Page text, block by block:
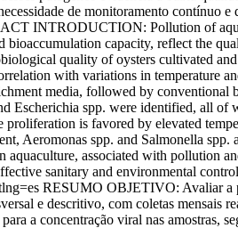
de monitoramento contínuo
INTRODUCTION: Pollution of
capacity, reflect the
quality of oysters cultivated
with variations in
media, followed by
Escherichia spp. were identified, all
is favored by elevated
Aeromonas spp. and Salmonella
aquaculture, associated with
sanitary and environmental
RESUMO OBJETIVO: Avaliar a
e descritivo, com coletas
a concentração viral nas amostras,